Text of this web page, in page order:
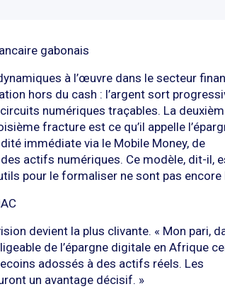
gabonais
à l’œuvre dans le secteur
hors du cash : l’argent sort
numériques traçables. La
fracture est ce qu’il appelle
immédiate via le Mobile Money, de
actifs numériques. Ce modèle, dit-il,
pour le formaliser ne sont pas encore
devient la plus clivante. « Mon pari,
de l’épargne digitale en Afrique
adossés à des actifs réels. Les
un avantage décisif. »